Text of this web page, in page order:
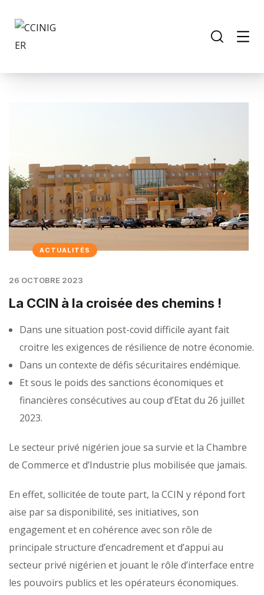
ACTUALITÉS
26 OCTOBRE 2023
La CCIN à la croisée des chemins !
Dans une situation post-covid difficile ayant fait
croitre les exigences de résilience de notre économie.
Dans un contexte de défis sécuritaires endémique.
Et sous le poids des sanctions économiques et
financières consécutives au coup d’Etat du 26 juillet
2023.
Le secteur privé nigérien joue sa survie et la Chambre
de Commerce et d’Industrie plus mobilisée que jamais.
En effet, sollicitée de toute part, la CCIN y répond fort
aise par sa disponibilité, ses initiatives, son
engagement et en cohérence avec son rôle de
principale structure d’encadrement et d’appui au
secteur privé nigérien et jouant le rôle d’interface entre
les pouvoirs publics et les opérateurs économiques.